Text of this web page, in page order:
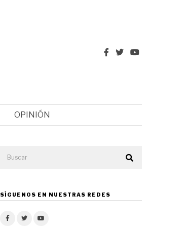
OPINIÓN
SÍGUENOS EN NUESTRAS REDES